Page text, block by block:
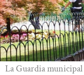
La Guardia municipal